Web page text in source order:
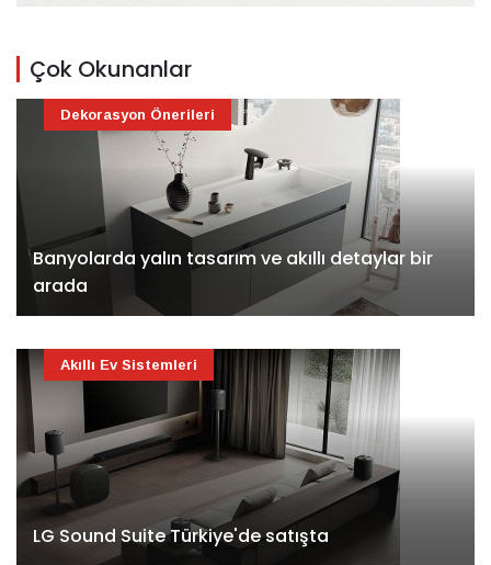
Çok Okunanlar
Banyolarda yalın tasarım ve akıllı detaylar bir
arada
Dekorasyon Önerileri
LG Sound Suite Türkiye'de satışta
Akıllı Ev Sistemleri